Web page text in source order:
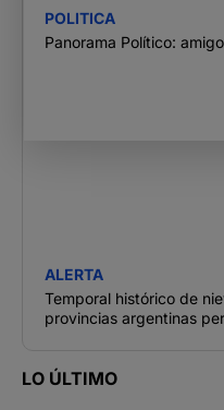
POLITICA
Panorama Político:
ALERTA
Temporal histórico de
provincias argentinas
LO ÚLTIMO